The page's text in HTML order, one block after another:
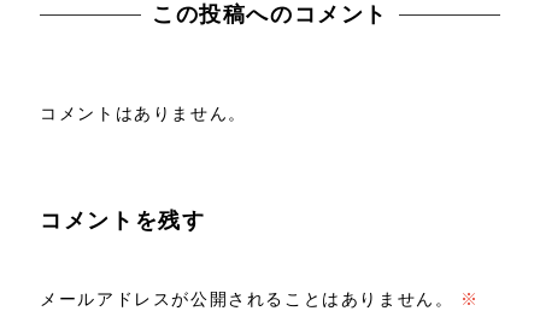
この投稿へのコメント
コメントはありません。
コメントを残す
メールアドレスが公開されることはありません。
※